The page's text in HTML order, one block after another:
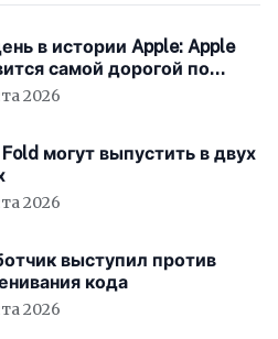
в истории Apple: Apple
самой дорогой по
капитализации
2026
Fold могут выпустить в двух
2026
выступил против
кода
2026